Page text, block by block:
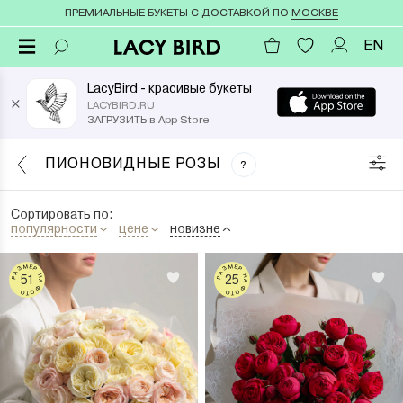
ПРЕМИАЛЬНЫЕ БУКЕТЫ С ДОСТАВКОЙ ПО МОСКВЕ
EN
×
LacyBird - красивые букеты
LACYBIRD.RU
ЗАГРУЗИТЬ в App Store
ПИОНОВИДНЫЕ РОЗЫ ?
Сортировать по:
популярности
цене новизне
РАЗМЕР НА ФОТО
51 РАЗМЕР НА ФОТО
25